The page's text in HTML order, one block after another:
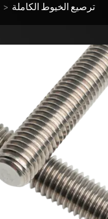
ترصيع الخيوط الكاملة